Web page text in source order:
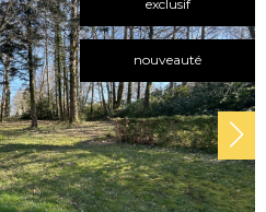
exclusif
nouveauté